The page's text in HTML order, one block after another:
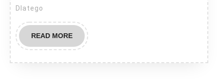
Dlatego
READ MOREREAD
MORE